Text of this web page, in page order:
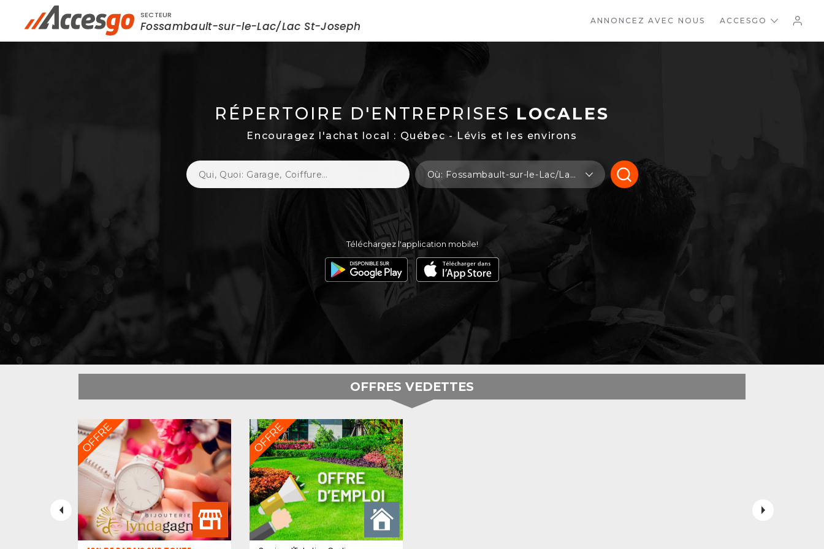
Rechercher à proximité - Entreprise / Rabais / Services
SECTEUR
Fossambault-sur-le-Lac/Lac St-Joseph ANNONCEZ AVEC NOUS ACCESGO
RÉPERTOIRE D'ENTREPRISES LOCALES
Encouragez l'achat local : Québec - Lévis et les environs
Où: Fossambault-sur-le-Lac/Lac St-Joseph
Téléchargez l'application mobile!
OFFRES VEDETTES